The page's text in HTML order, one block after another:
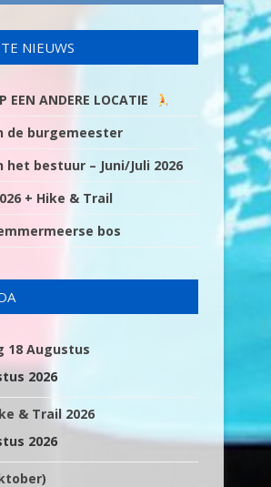
NIEUWS
EEN ANDERE LOCATIE
de burgemeester
het bestuur – Juni/Juli 2026
+ Hike & Trail
bos
18 Augustus
2026
& Trail 2026
2026